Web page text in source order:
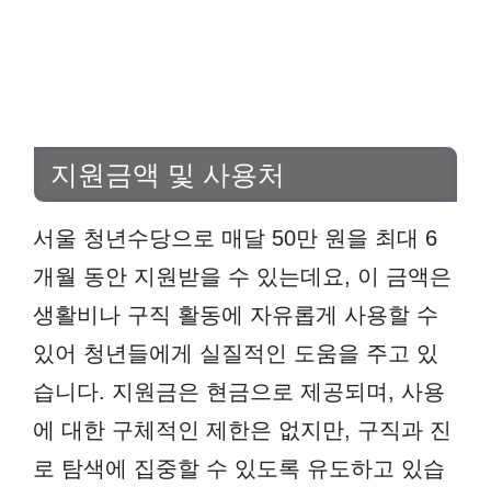
지원금액 및 사용처
서울 청년수당으로 매달 50만 원을 최대 6
개월 동안 지원받을 수 있는데요, 이 금액은
생활비나 구직 활동에 자유롭게 사용할 수
있어 청년들에게 실질적인 도움을 주고 있
습니다. 지원금은 현금으로 제공되며, 사용
에 대한 구체적인 제한은 없지만, 구직과 진
로 탐색에 집중할 수 있도록 유도하고 있습